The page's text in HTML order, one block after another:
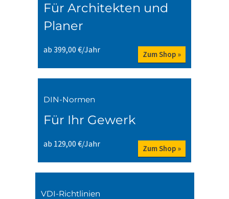
Für Architekten und
Planer
ab 399,00 €/Jahr Zum Shop »
DIN-Normen
Für Ihr Gewerk
ab 129,00 €/Jahr Zum Shop »
VDI-Richtlinien